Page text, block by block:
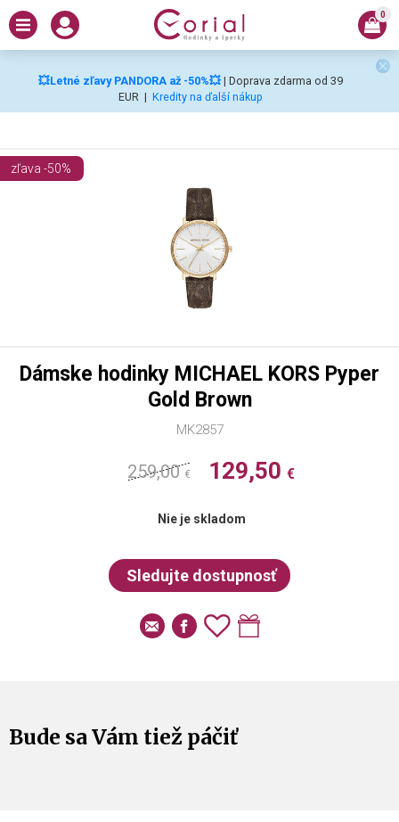
💥Letné zľavy PANDORA až -50%💥 | Doprava zdarma od 39
EUR | Kredity na ďalší nákup
0
zľava -50%
MK2857
Dámske hodinky MICHAEL KORS Pyper
Gold Brown
259,00€ 129,50 €
Nie je skladom
Bude sa Vám tiež páčiť